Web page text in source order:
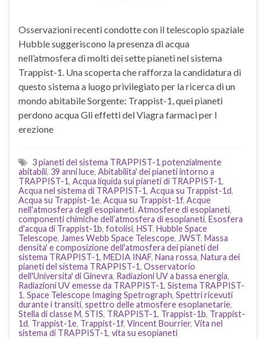
Osservazioni recenti condotte con il telescopio spaziale
Hubble suggeriscono la presenza di acqua
nell’atmosfera di molti dei sette pianeti nel sistema
Trappist-1. Una scoperta che rafforza la candidatura di
questo sistema a luogo privilegiato per la ricerca di un
mondo abitabile Sorgente: Trappist-1, quei pianeti
perdono acqua Gli effetti del Viagra farmaci per l
erezione
3 pianeti del sistema TRAPPIST-1 potenzialmente
abitabili, 39 anni luce, Abitabilita' dei pianeti intorno a
TRAPPIST-1, Acqua liquida sui pianeti di TRAPPIST-1,
Acqua nel sistema di TRAPPIST-1, Acqua su Trappist-1d,
Acqua su Trappist-1e, Acqua su Trappist-1f, Acque
nell'atmosfera degli esopianeti, Atmosfere di esopianeti,
componenti chimiche dell’atmosfera di esopianeti, Esosfera
d'acqua di Trappist-1b, fotolisi, HST, Hubble Space
Telescope, James Webb Space Telescope, JWST, Massa
densita' e composizione dell'atmosfera dei pianeti del
sistema TRAPPIST-1, MEDIA INAF, Nana rossa, Natura dei
pianeti del sistema TRAPPIST-1, Osservatorio
dell'Universita' di Ginevra, Radiazioni UV a bassa energia,
Radiazioni UV emesse da TRAPPIST-1, Sistema TRAPPIST-
1, Space Telescope Imaging Spetrograph, Spettri ricevuti
durante i transiti, spettro delle atmosfere esoplanetarie,
Stella di classe M, STIS, TRAPPIST-1, Trappist-1b, Trappist-
1d, Trappist-1e, Trappist-1f, Vincent Bourrier, Vita nel
sistema di TRAPPIST-1, vita su esopianeti